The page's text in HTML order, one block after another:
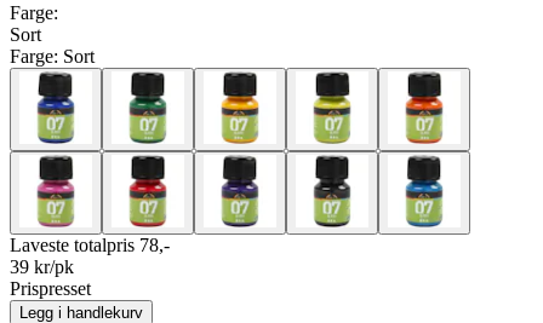
Farge:
Sort
Farge: Sort
Laveste totalpris 78,-
39 kr/pk
Prispresset
Legg i handlekurv